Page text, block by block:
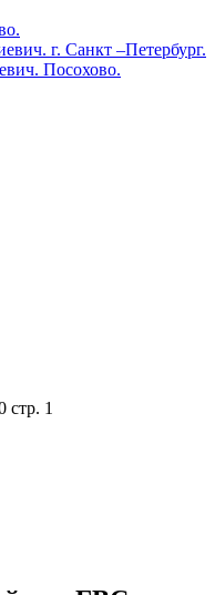
г. Санкт –Петербург.
Посохово.
стр. 1